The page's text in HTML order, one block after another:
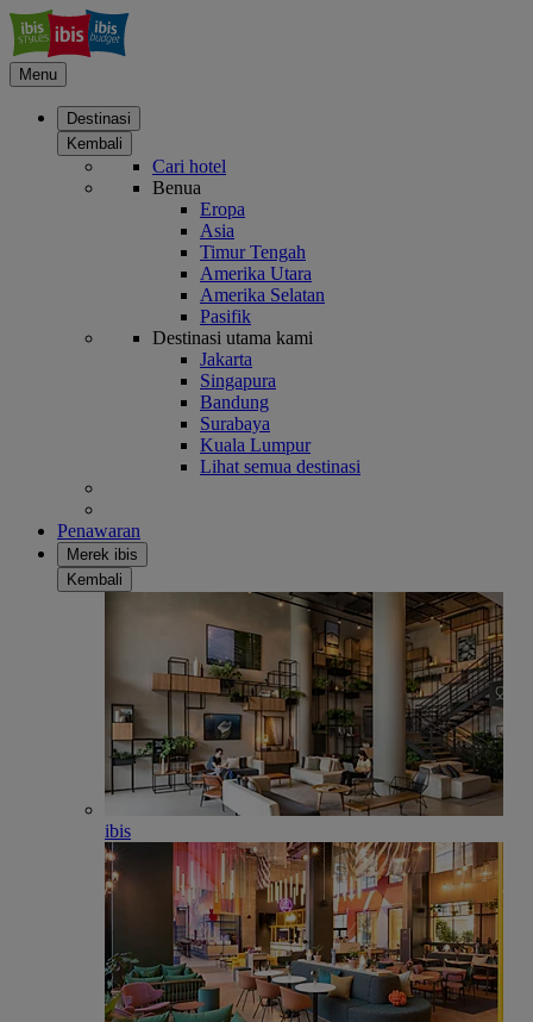
Menu
Destinasi
Kembali
Cari hotel
Benua
Eropa
Asia
Timur Tengah
Amerika Utara
Amerika Selatan
Pasifik
Destinasi utama kami
Jakarta
Singapura
Bandung
Surabaya
Kuala Lumpur
Lihat semua destinasi
Penawaran
Merek ibis
Kembali
ibis